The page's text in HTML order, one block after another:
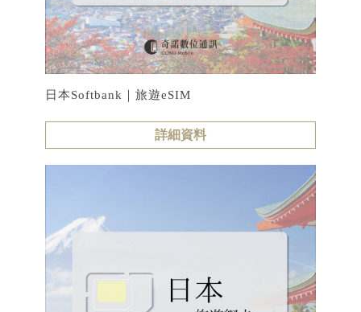
日本Softbank｜旅遊eSIM
詳細資料